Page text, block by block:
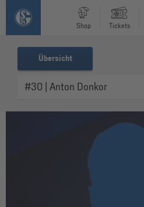
Shop Tickets
Übersicht